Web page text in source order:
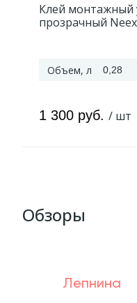
Клей монтажный
прозрачный
Объем, л 0,28
1 300 руб. / шт
Обзоры
Лепнина